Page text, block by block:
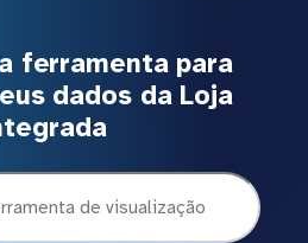
ferramenta para
dados da Loja